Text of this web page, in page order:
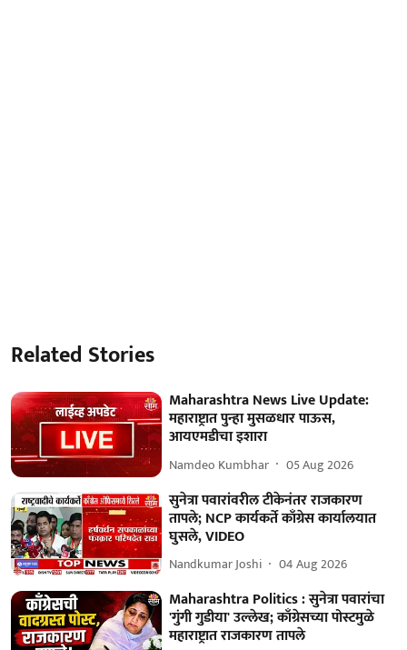
Related Stories
Maharashtra News Live Update:
महाराष्ट्रात पुन्हा मुसळधार पाऊस,
आयएमडीचा इशारा
Namdeo Kumbhar 05 Aug 2026
सुनेत्रा पवारांवरील टीकेनंतर राजकारण
तापले; NCP कार्यकर्ते काँग्रेस कार्यालयात
घुसले, VIDEO
Nandkumar Joshi 04 Aug 2026
Maharashtra Politics : सुनेत्रा पवारांचा
'गुंगी गुडीया' उल्लेख; काँग्रेसच्या पोस्टमुळे
महाराष्ट्रात राजकारण तापले